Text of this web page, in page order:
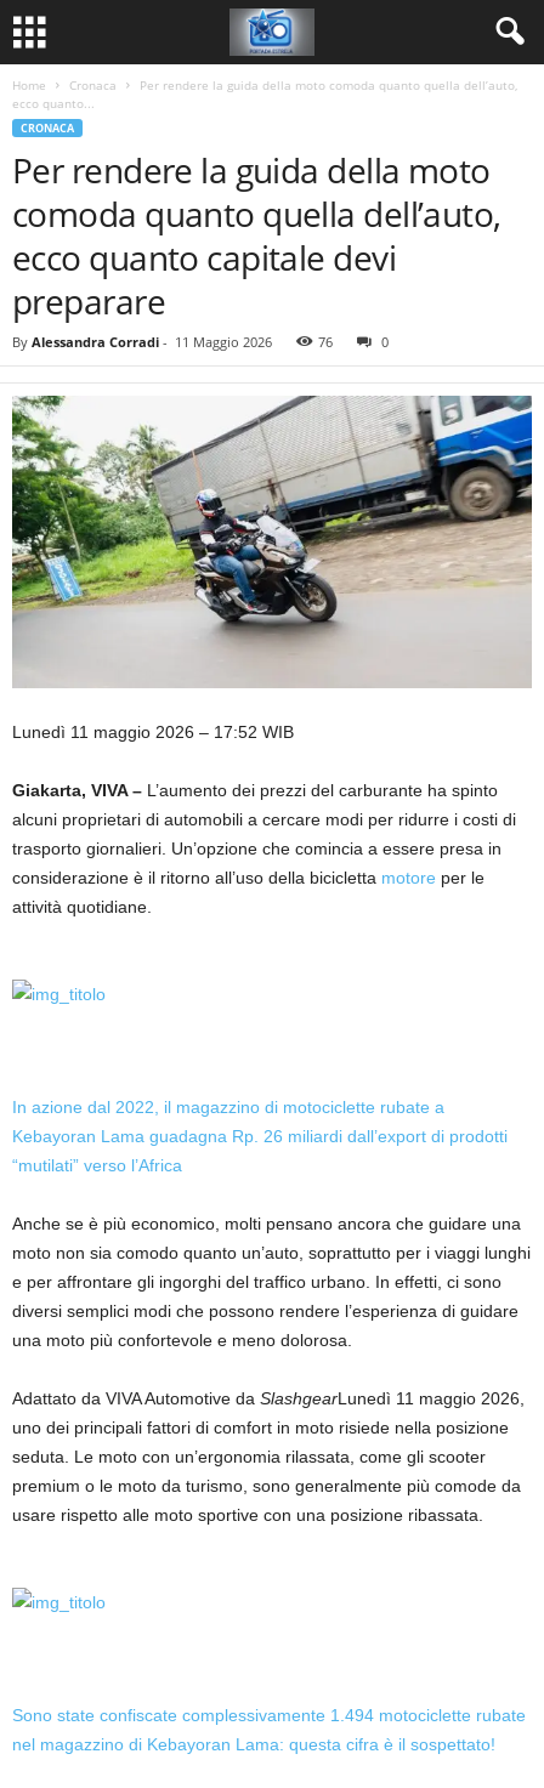
Home Cronaca
Per rendere la guida della moto comoda quanto quella dell’auto,
ecco quanto...
CRONACA
Per rendere la guida della moto
comoda quanto quella dell’auto,
ecco quanto capitale devi
preparare
By Alessandra Corradi - 11 Maggio 2026 76 0
Lunedì 11 maggio 2026 – 17:52 WIB
Giakarta, VIVA – L’aumento dei prezzi del carburante ha spinto
alcuni proprietari di automobili a cercare modi per ridurre i costi di
trasporto giornalieri. Un’opzione che comincia a essere presa in
considerazione è il ritorno all’uso della bicicletta motore per le
attività quotidiane.
In azione dal 2022, il magazzino di motociclette rubate a
Kebayoran Lama guadagna Rp. 26 miliardi dall’export di prodotti
“mutilati” verso l’Africa
Anche se è più economico, molti pensano ancora che guidare una
moto non sia comodo quanto un’auto, soprattutto per i viaggi lunghi
e per affrontare gli ingorghi del traffico urbano. In effetti, ci sono
diversi semplici modi che possono rendere l’esperienza di guidare
una moto più confortevole e meno dolorosa.
Adattato da VIVA Automotive da SlashgearLunedì 11 maggio 2026,
uno dei principali fattori di comfort in moto risiede nella posizione
seduta. Le moto con un’ergonomia rilassata, come gli scooter
premium o le moto da turismo, sono generalmente più comode da
usare rispetto alle moto sportive con una posizione ribassata.
Sono state confiscate complessivamente 1.494 motociclette rubate
nel magazzino di Kebayoran Lama: questa cifra è il sospettato!